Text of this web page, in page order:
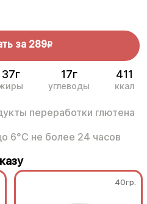
за 289R
37г 17г
углеводы
411
ккал
переработки глютена
6°С не более 24 часов
40гр.